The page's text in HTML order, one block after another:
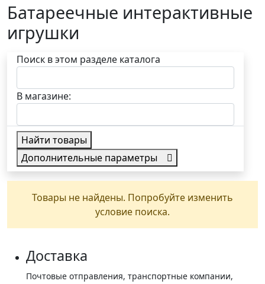
Батареечные интерактивные
игрушки
Поиск в этом разделе каталога
В магазине:
Найти товары
Дополнительные параметры
Товары не найдены. Попробуйте изменить
условие поиска.
Доставка
Почтовые отправления, транспортные компании,